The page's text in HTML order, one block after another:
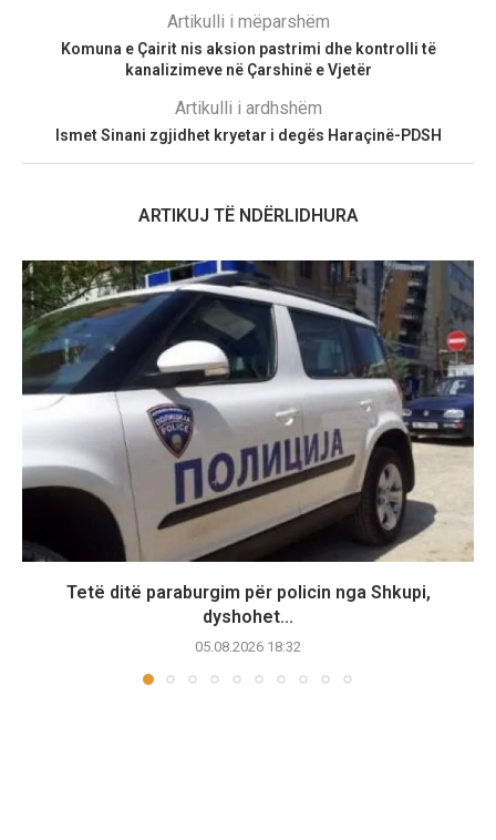
Artikulli i mëparshëm
Komuna e Çairit nis aksion pastrimi dhe kontrolli të
kanalizimeve në Çarshinë e Vjetër
Artikulli i ardhshëm
Ismet Sinani zgjidhet kryetar i degës Haraçinë-PDSH
ARTIKUJ TË NDËRLIDHURA
Tetë ditë paraburgim për policin nga Shkupi,
dyshohet...
05.08.2026 18:32